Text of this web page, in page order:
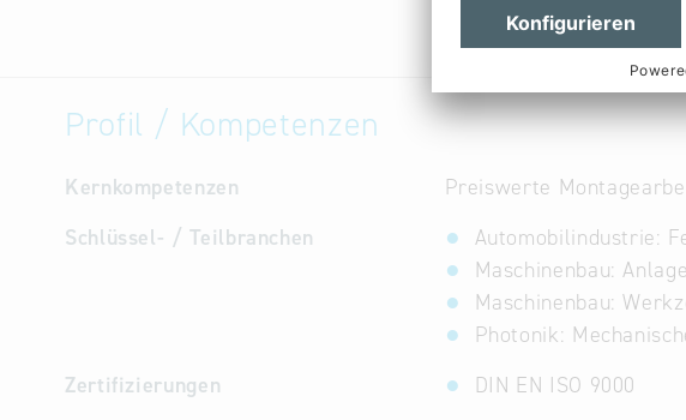
Prechtl
Profil / Kompetenzen
Kernkompetenzen
Preiswerte
Schlüssel- / Teilbranchen
Automobilindustrie:
Maschinenbau:
Maschinenbau:
Photonik:
Zertifizierungen
DIN EN ISO 9000